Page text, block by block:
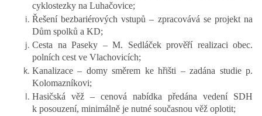
cyklostezky na Luhačovice;
Řešení bezbariérových vstupů – zpracovává se projekt na
Dům spolků a KD;
Cesta na Paseky – M. Sedláček prověří realizaci obec.
polních cest ve Vlachovicích;
Kanalizace – domy směrem ke hřišti – zadána studie p.
Kolomazníkovi;
Hasičská věž – cenová nabídka předána vedení SDH
k posouzení, minimálně je nutné současnou věž oplotit;